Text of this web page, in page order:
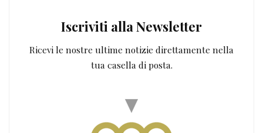
Iscriviti alla Newsletter
Ricevi le nostre ultime notizie direttamente nella
tua casella di posta.